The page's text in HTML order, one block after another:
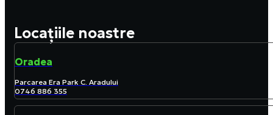
Locațiile noastre
Oradea
Parcarea Era Park C. Aradului
0746 886 355